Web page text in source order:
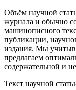
Объём научной
журнала и обычно
машинописного
публикации,
издания. Мы
предлагаем
содержательной и
Текст научной